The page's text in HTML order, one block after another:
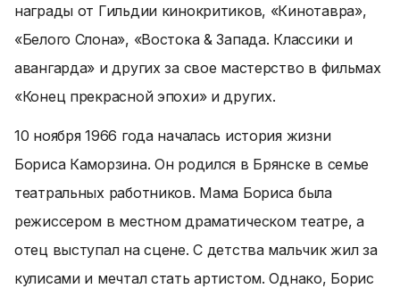
награды от Гильдии кинокритиков, «Кинотавра»,
«Белого Слона», «Востока & Запада. Классики и
авангарда» и других за свое мастерство в фильмах
«Конец прекрасной эпохи» и других.
10 ноября 1966 года началась история жизни
Бориса Каморзина. Он родился в Брянске в семье
театральных работников. Мама Бориса была
режиссером в местном драматическом театре, а
отец выступал на сцене. С детства мальчик жил за
кулисами и мечтал стать артистом. Однако, Борис